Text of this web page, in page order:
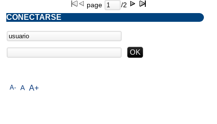
page /2
A- A A+
CONECTARSE